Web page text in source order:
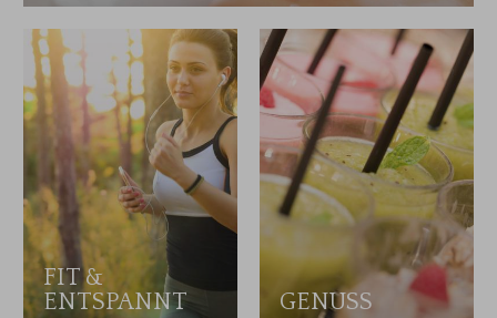
FIT &
ENTSPANNT
GENUSS